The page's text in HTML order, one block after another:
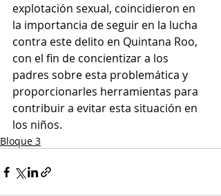
explotación sexual, coincidieron en
la importancia de seguir en la lucha
contra este delito en Quintana Roo,
con el fin de concientizar a los
padres sobre esta problemática y
proporcionarles herramientas para
contribuir a evitar esta situación en
los niños.
Bloque 3